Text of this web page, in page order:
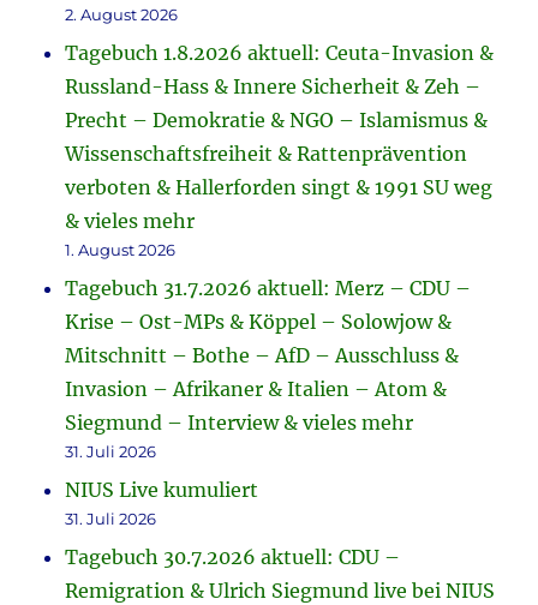
2. August 2026
Tagebuch 1.8.2026 aktuell: Ceuta-Invasion &
Russland-Hass & Innere Sicherheit & Zeh –
Precht – Demokratie & NGO – Islamismus &
Wissenschaftsfreiheit & Rattenprävention
verboten & Hallerforden singt & 1991 SU weg
& vieles mehr
1. August 2026
Tagebuch 31.7.2026 aktuell: Merz – CDU –
Krise – Ost-MPs & Köppel – Solowjow &
Mitschnitt – Bothe – AfD – Ausschluss &
Invasion – Afrikaner & Italien – Atom &
Siegmund – Interview & vieles mehr
31. Juli 2026
NIUS Live kumuliert
31. Juli 2026
Tagebuch 30.7.2026 aktuell: CDU –
Remigration & Ulrich Siegmund live bei NIUS